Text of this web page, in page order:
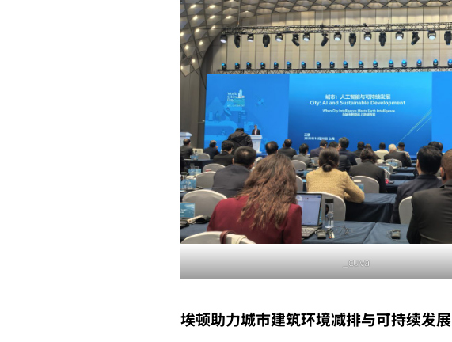
_cuva
埃顿助力城市建筑环境减排与可持续发展